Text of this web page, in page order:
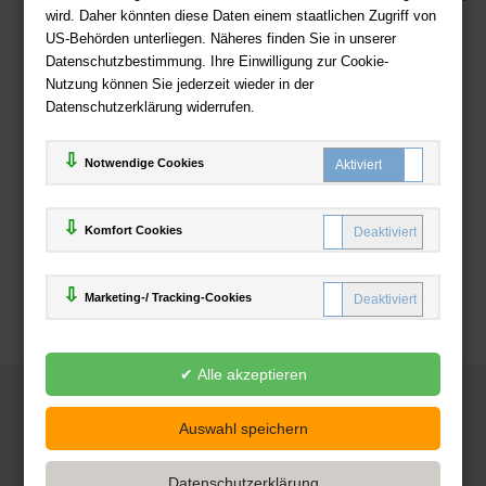
wird. Daher könnten diese Daten einem staatlichen Zugriff von
US-Behörden unterliegen. Näheres finden Sie in unserer
Datenschutzbestimmung. Ihre Einwilligung zur Cookie-
Nutzung können Sie jederzeit wieder in der
Datenschutzerklärung widerrufen.
Notwendige Cookies
Komfort Cookies
Marketing-/ Tracking-Cookies
Zahlweisen
Deutsche-Buchhandlung.de
www.deutsche-buchhandlung.de ist ein Angebot der
Handelsgesellschaft mbH
Powered by Inooga